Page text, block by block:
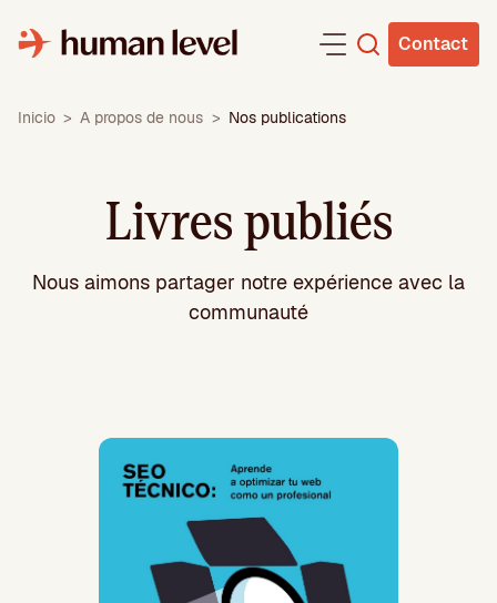
au
contenu
Contact
Inicio > A propos de nous > Nos publications
Livres publiés
Nous aimons partager notre expérience avec la
communauté